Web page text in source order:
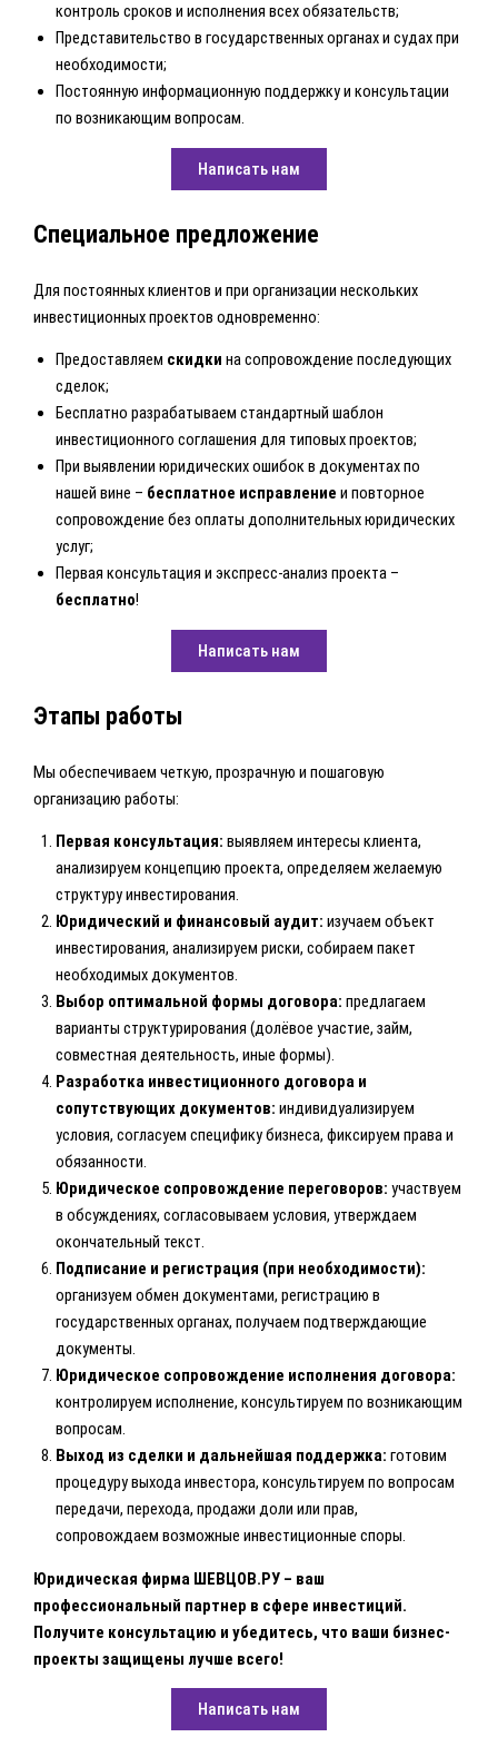
контроль сроков и исполнения всех обязательств;
Представительство в государственных органах и судах при
необходимости;
Постоянную информационную поддержку и консультации
по возникающим вопросам.
Написать нам
Специальное предложение
Для постоянных клиентов и при организации нескольких
инвестиционных проектов одновременно:
Предоставляем скидки на сопровождение последующих
сделок;
Бесплатно разрабатываем стандартный шаблон
инвестиционного соглашения для типовых проектов;
При выявлении юридических ошибок в документах по
нашей вине – бесплатное исправление и повторное
сопровождение без оплаты дополнительных юридических
услуг;
Первая консультация и экспресс-анализ проекта –
бесплатно!
Написать нам
Этапы работы
Мы обеспечиваем четкую, прозрачную и пошаговую
организацию работы:
Первая консультация: выявляем интересы клиента,
анализируем концепцию проекта, определяем желаемую
структуру инвестирования.
Юридический и финансовый аудит: изучаем объект
инвестирования, анализируем риски, собираем пакет
необходимых документов.
Выбор оптимальной формы договора: предлагаем
варианты структурирования (долёвое участие, займ,
совместная деятельность, иные формы).
Разработка инвестиционного договора и
сопутствующих документов: индивидуализируем
условия, согласуем специфику бизнеса, фиксируем права и
обязанности.
Юридическое сопровождение переговоров: участвуем
в обсуждениях, согласовываем условия, утверждаем
окончательный текст.
Подписание и регистрация (при необходимости):
организуем обмен документами, регистрацию в
государственных органах, получаем подтверждающие
документы.
Юридическое сопровождение исполнения договора:
контролируем исполнение, консультируем по возникающим
вопросам.
Выход из сделки и дальнейшая поддержка: готовим
процедуру выхода инвестора, консультируем по вопросам
передачи, перехода, продажи доли или прав,
сопровождаем возможные инвестиционные споры.
Юридическая фирма ШЕВЦОВ.РУ – ваш
профессиональный партнер в сфере инвестиций.
Получите консультацию и убедитесь, что ваши бизнес-
проекты защищены лучше всего!
Написать нам